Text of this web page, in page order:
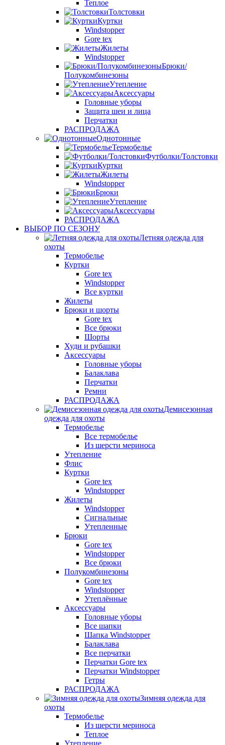
Теплое
Толстовки
Куртки
Windstopper
Gore tex
Жилеты
Windstopper
Брюки/
Полукомбинезоны
Утепление
Аксессуары
Головные уборы
Защита шеи и лица
Перчатки
РАСПРОДАЖА
Однотонные
Термобелье
Футболки/Толстовки
Куртки
Жилеты
Windstopper
Брюки
Утепление
Аксессуары
РАСПРОДАЖА
ВЫБОР ПО СЕЗОНУ
Летняя одежда для
охоты
Термобелье
Куртки
Gore tex
Windstopper
Все куртки
Жилеты
Брюки и шорты
Gore tex
Все брюки
Шорты
Худи и рубашки
Аксессуары
Головные уборы
Балаклава
Перчатки
Ремни
РАСПРОДАЖА
Демисезонная
одежда для охоты
Термобелье
Все термобелье
Из шерсти мериноса
Утепление
Флис
Куртки
Gore tex
Windstopper
Жилеты
Windstopper
Сигнальные
Утепленные
Брюки
Gore tex
Windstopper
Все брюки
Полукомбинезоны
Gore tex
Windstopper
Утеплённые
Аксессуары
Головные уборы
Все шапки
Шапка Windstopper
Балаклава
Все перчатки
Перчатки Gore tex
Перчатки Windstopper
Гетры
РАСПРОДАЖА
Зимняя одежда для
охоты
Термобелье
Из шерсти мериноса
Теплое
Утепление